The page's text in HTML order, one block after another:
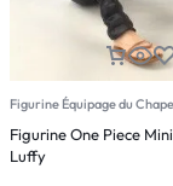
Figurine Équipage du
Figurine One Piece
Luffy